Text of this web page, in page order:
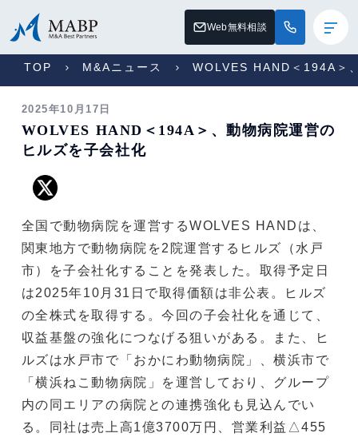
Web無料相談
TOP M&Aニュース WOLVES HAND＜194A＞
2025年10月17日
WOLVES HAND＜194A＞、動物病院運営の
ヒルズを子会社化
全国で動物病院を運営するWOLVES HANDは、
関東地方で動物病院を2院運営するヒルズ（水戸
市）を子会社化することを発表した。取得予定日
は2025年10月31日で取得価額は非公表。ヒルズ
の全株式を取得する。今回の子会社化を通じて、
収益基盤の強化につなげる狙いがある。また、ヒ
ルズは水戸市で「おかにわ動物病院」、横浜市で
「横浜ねこ動物病院」を運営しており、グループ
内の同エリアの病院との連携強化も見込んでい
る。同社は売上高1億3700万円、営業利益△455